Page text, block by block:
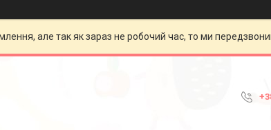
але так як зараз не робочий час, то ми